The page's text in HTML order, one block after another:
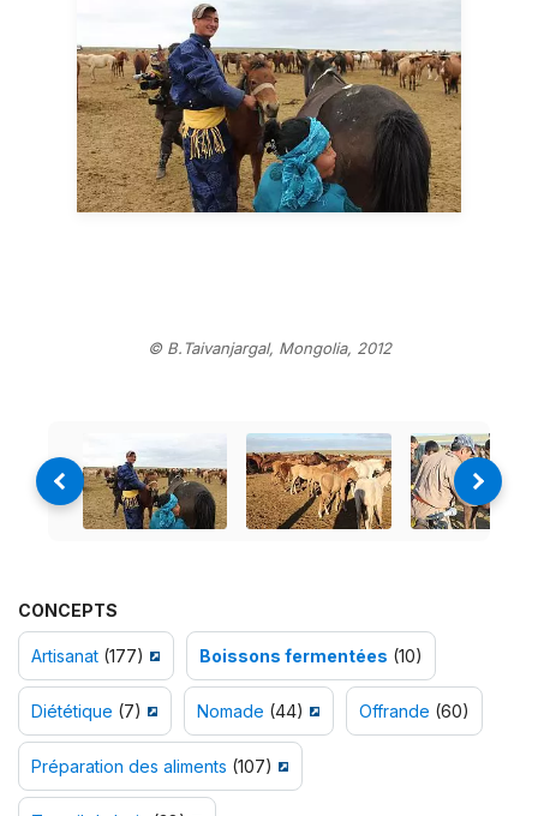
© B.Taivanjargal, Mongolia, 2012
CONCEPTS
Artisanat (177) Boissons fermentées (10)
Diététique (7) Nomade (44) Offrande (60)
Préparation des aliments (107)